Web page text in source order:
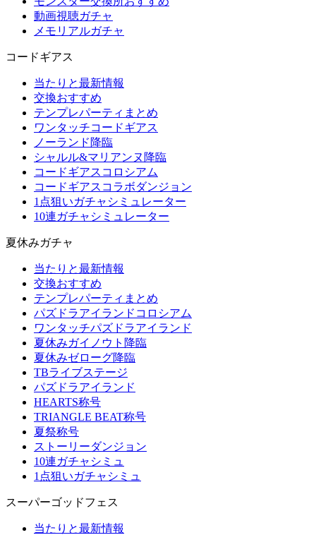
動画視聴ガチャ
メモリアルガチャ
コードギアス
当たりと最新情報
交換おすすめ
テンプレパーティまとめ
ワンタッチコードギアス
ノーランド降臨
シャルル&マリアンヌ降臨
コードギアスコロシアム
コードギアスコラボダンジョン
1点狙いガチャシミュレーター
10連ガチャシミュレーター
夏休みガチャ
当たりと最新情報
交換おすすめ
テンプレパーティまとめ
パズドラアイランドコロシアム
ワンタッチパズドラアイランド
夏休みガイノウト降臨
夏休みゼローグ降臨
TBライブステージ
パズドラアイランド
HEARTS称号
TRIANGLE BEAT称号
夏祭称号
ストーリーダンジョン
10連ガチャシミュ
1点狙いガチャシミュ
スーパーゴッドフェス
当たりと最新情報